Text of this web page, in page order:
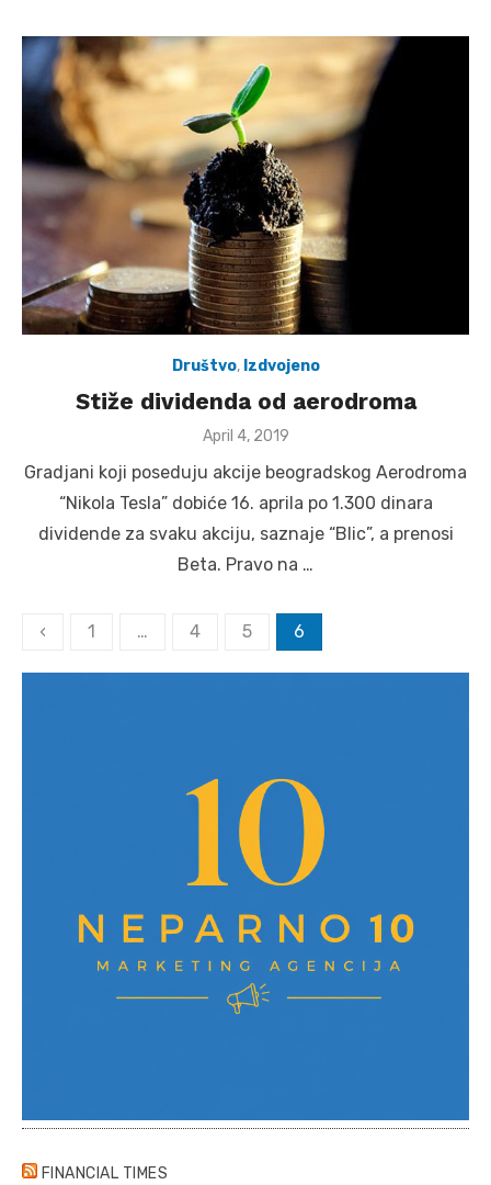
Društvo, Izdvojeno
Stiže dividenda od aerodroma
Posted
April 4, 2019
Gradjani koji poseduju akcije beogradskog Aerodroma
“Nikola Tesla” dobiće 16. aprila po 1.300 dinara
dividende za svaku akciju, saznaje “Blic”, a prenosi
Beta. Pravo na …
Posts
‹ 1 … 4 5 6
FINANCIAL TIMES